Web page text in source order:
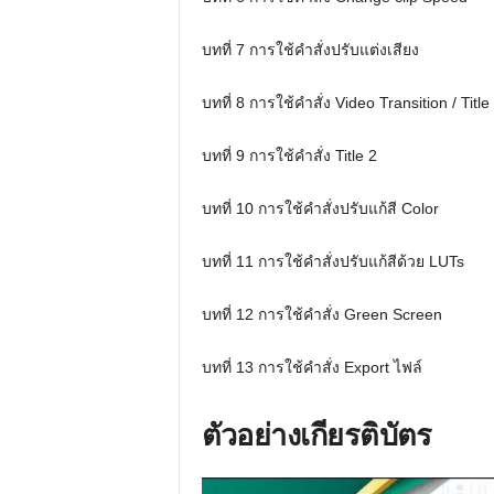
บทที่ 7 การใช้คำสั่งปรับ
บทที่ 8 การใช้คำสั่ง Video
บทที่ 9 การใช้คำสั่ง
บทที่ 10 การใช้คำสั่งปรับแ
บทที่ 11 การใช้คำสั่งปรับแก้สี
บทที่ 12 การใช้คำสั่ง
บทที่ 13 การใช้คำสั่ง Export ไฟล์
ตัวอย่างเกียรติบัตร